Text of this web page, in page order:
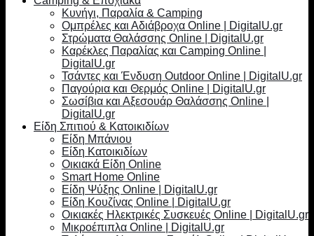
Κυνήγι, Παραλία & Camping
Ομπρέλες και Αδιάβροχα Online | DigitalU.gr
Στρώματα Θαλάσσης Online | DigitalU.gr
Καρέκλες Παραλίας και Camping Online |
DigitalU.gr
Τσάντες και Ένδυση Outdoor Online | DigitalU.gr
Παγούρια και Θερμός Online | DigitalU.gr
Σωσίβια και Αξεσουάρ Θαλάσσης Online |
DigitalU.gr
Είδη Σπιτιού & Κατοικιδίων
Είδη Μπάνιου
Είδη Κατοικιδίων
Οικιακά Είδη Online
Smart Home Online
Είδη Ψύξης Online | DigitalU.gr
Είδη Κουζίνας Online | DigitalU.gr
Οικιακές Ηλεκτρικές Συσκευές Online | DigitalU.gr
Μικροέπιπλα Online | DigitalU.gr